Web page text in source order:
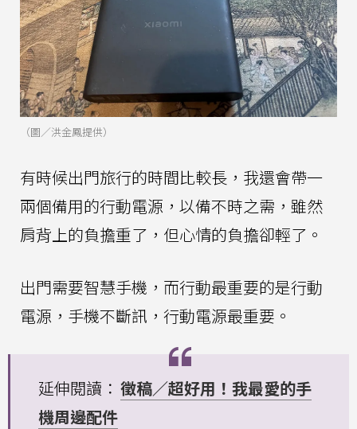
（圖／洪金鳳提供）
有時候出門旅行的時間比較長，我還會帶一
兩個備用的行動電源，以備不時之需，雖然
肩背上的負擔重了，但心情的負擔卻輕了。
出門需要智慧手機，而行動最重要的是行動
電源，手機不斷訊，行動電源最重要。
延伸閱讀： 徵稿／超好用！我最愛的手
機周邊配件